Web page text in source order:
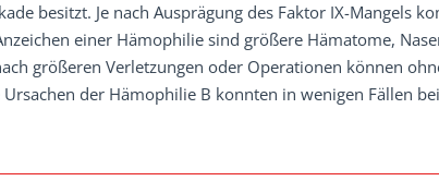
besitzt. Je nach Ausprägung des Faktor IX-Mangels
einer Hämophilie sind größere Hämatome,
größeren Verletzungen oder Operationen können
der Hämophilie B konnten in wenigen Fällen